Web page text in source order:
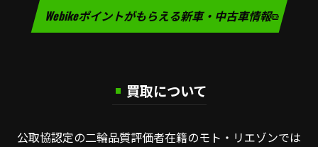
Webikeポイントがもらえる新車・中古車情報
買取について
公取協認定の二輪品質評価者在籍のモト・リエゾンでは